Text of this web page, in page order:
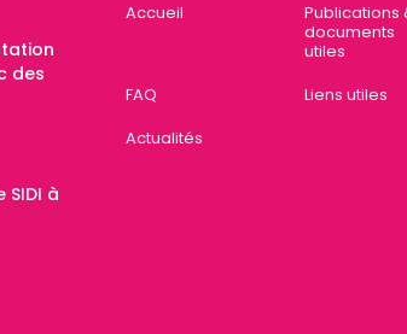
des
à
Accueil
Publications
documents
utiles
FAQ
Liens utiles
Actualités